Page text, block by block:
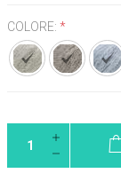
COLORE: *